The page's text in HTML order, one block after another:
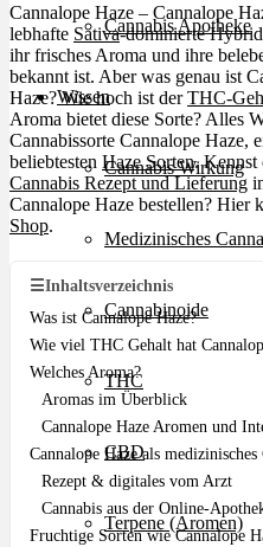
Cannabis Apotheke
Wissen
Cannabis Wirkung
Medizinisches
Cannabinoide
THC
CBD
Terpene (Aromen)
Cannalope Haze – Cannalope
lebhafte Sativa-dominierte
ihr frisches Aroma und ihre
bekannt ist. Aber was genau ist
Haze? Wie hoch ist derTHC-
Aroma bietet diese Sorte? Alles
Cannabissorte Cannalope Haze,
beliebtesten Haze Sorten. Kennst
Cannabis Rezept und Lieferung
Cannalope Haze bestellen? Hier
Shop.
☰Inhaltsverzeichnis
Was ist Cannalope Haze?
Wie viel THC Gehalt hat
Welches Aroma?
Aromas im Überblick
Cannalope Haze Aromen und
Cannalope Haze als medizinisches
Rezept & digitales vom Arzt
Cannabis aus der Online-
Fruchtige Sorten wie Cannalope